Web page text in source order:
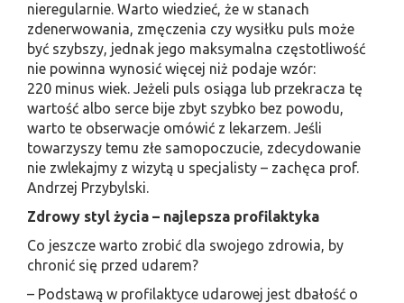
nieregularnie. Warto wiedzieć, że w stanach
zdenerwowania, zmęczenia czy wysiłku puls może
być szybszy, jednak jego maksymalna częstotliwość
nie powinna wynosić więcej niż podaje wzór:
220 minus wiek. Jeżeli puls osiąga lub przekracza tę
wartość albo serce bije zbyt szybko bez powodu,
warto te obserwacje omówić z lekarzem. Jeśli
towarzyszy temu złe samopoczucie, zdecydowanie
nie zwlekajmy z wizytą u specjalisty – zachęca prof.
Andrzej Przybylski.
Zdrowy styl życia – najlepsza profilaktyka
Co jeszcze warto zrobić dla swojego zdrowia, by
chronić się przed udarem?
– Podstawą w profilaktyce udarowej jest dbałość o